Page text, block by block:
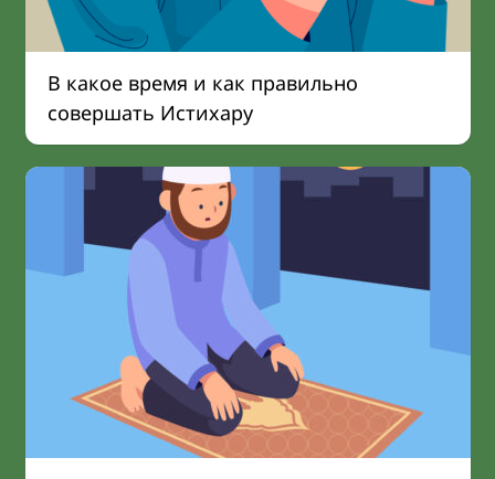
В какое время и как правильно
совершать Истихару